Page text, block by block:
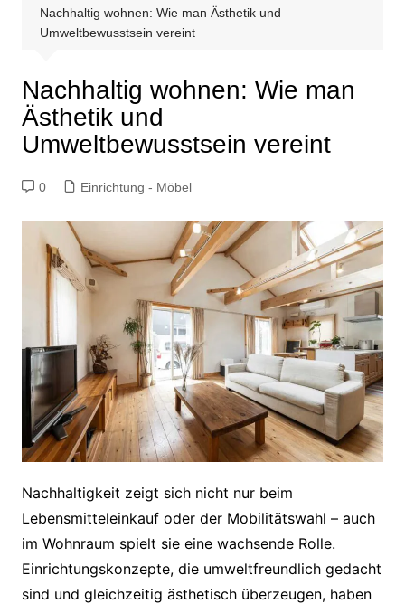
Nachhaltig wohnen: Wie man Ästhetik und
Umweltbewusstsein vereint
Nachhaltig wohnen: Wie man
Ästhetik und
Umweltbewusstsein vereint
0 Einrichtung - Möbel
Nachhaltigkeit zeigt sich nicht nur beim
Lebensmitteleinkauf oder der Mobilitätswahl – auch
im Wohnraum spielt sie eine wachsende Rolle.
Einrichtungskonzepte, die umweltfreundlich gedacht
sind und gleichzeitig ästhetisch überzeugen, haben